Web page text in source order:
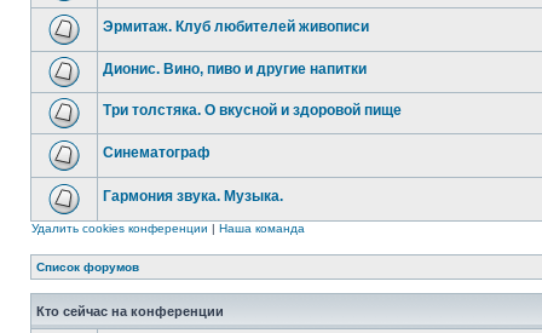
Эрмитаж. Клуб любителей живописи
Дионис. Вино, пиво и другие напитки
Три толстяка. О вкусной и здоровой пище
Синематограф
Гармония звука. Музыка.
Удалить cookies конференции | Наша команда
Список форумов
Кто сейчас на конференции